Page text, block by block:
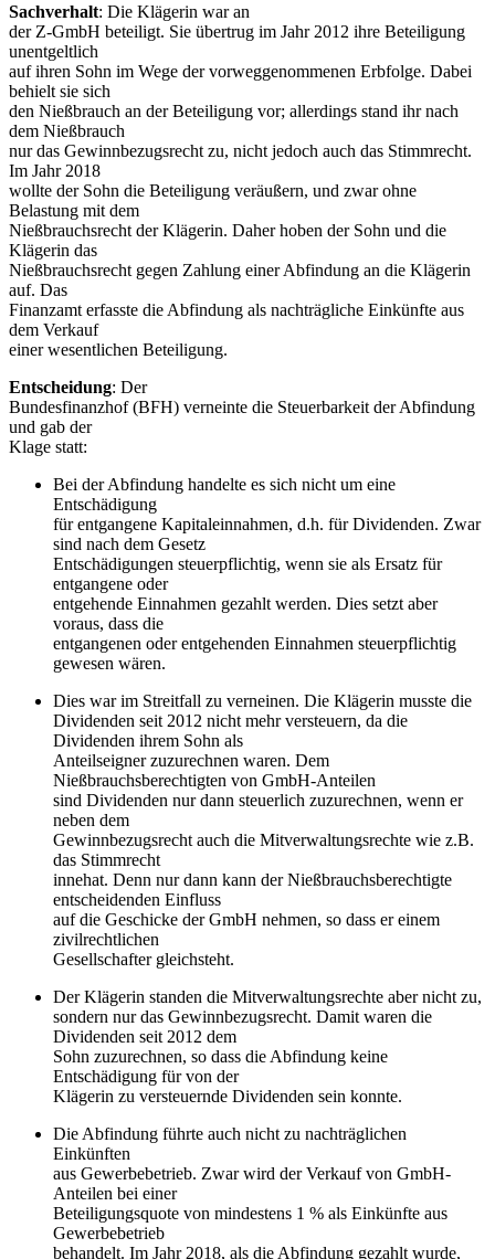
Sachverhalt: Die Klägerin war an
der Z-GmbH beteiligt. Sie übertrug im Jahr 2012 ihre Beteiligung
unentgeltlich
auf ihren Sohn im Wege der vorweggenommenen Erbfolge. Dabei
behielt sie sich
den Nießbrauch an der Beteiligung vor; allerdings stand ihr nach
dem Nießbrauch
nur das Gewinnbezugsrecht zu, nicht jedoch auch das Stimmrecht.
Im Jahr 2018
wollte der Sohn die Beteiligung veräußern, und zwar ohne
Belastung mit dem
Nießbrauchsrecht der Klägerin. Daher hoben der Sohn und die
Klägerin das
Nießbrauchsrecht gegen Zahlung einer Abfindung an die Klägerin
auf. Das
Finanzamt erfasste die Abfindung als nachträgliche Einkünfte aus
dem Verkauf
einer wesentlichen Beteiligung.
Entscheidung: Der
Bundesfinanzhof (BFH) verneinte die Steuerbarkeit der Abfindung
und gab der
Klage statt:
Bei der Abfindung handelte es sich nicht um eine
Entschädigung
für entgangene Kapitaleinnahmen, d.h. für Dividenden. Zwar
sind nach dem Gesetz
Entschädigungen steuerpflichtig, wenn sie als Ersatz für
entgangene oder
entgehende Einnahmen gezahlt werden. Dies setzt aber
voraus, dass die
entgangenen oder entgehenden Einnahmen steuerpflichtig
gewesen wären.
Dies war im Streitfall zu verneinen. Die Klägerin musste die
Dividenden seit 2012 nicht mehr versteuern, da die
Dividenden ihrem Sohn als
Anteilseigner zuzurechnen waren. Dem
Nießbrauchsberechtigten von GmbH-Anteilen
sind Dividenden nur dann steuerlich zuzurechnen, wenn er
neben dem
Gewinnbezugsrecht auch die Mitverwaltungsrechte wie z.B.
das Stimmrecht
innehat. Denn nur dann kann der Nießbrauchsberechtigte
entscheidenden Einfluss
auf die Geschicke der GmbH nehmen, so dass er einem
zivilrechtlichen
Gesellschafter gleichsteht.
Der Klägerin standen die Mitverwaltungsrechte aber nicht zu,
sondern nur das Gewinnbezugsrecht. Damit waren die
Dividenden seit 2012 dem
Sohn zuzurechnen, so dass die Abfindung keine
Entschädigung für von der
Klägerin zu versteuernde Dividenden sein konnte.
Die Abfindung führte auch nicht zu nachträglichen
Einkünften
aus Gewerbebetrieb. Zwar wird der Verkauf von GmbH-
Anteilen bei einer
Beteiligungsquote von mindestens 1 % als Einkünfte aus
Gewerbebetrieb
behandelt. Im Jahr 2018, als die Abfindung gezahlt wurde,